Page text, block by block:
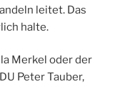
leitet. Das
halte.
Merkel oder der
Peter Tauber,